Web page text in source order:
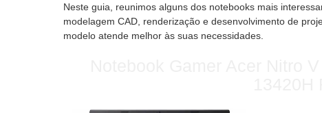
Neste guia, reunimos alguns dos notebooks mais
modelagem CAD, renderização e desenvolvimento de
modelo atende melhor às suas necessidades.